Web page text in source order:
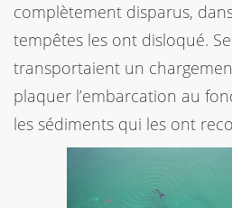
complètement disparus,
tempêtes les ont disloqué.
transportaient un
plaquer l’embarcation au
les sédiments qui les ont